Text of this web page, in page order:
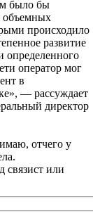
было бы
объемных
происходило
развитие
определенного
оператор мог
в
— рассуждает
директор
отчего у
связист или